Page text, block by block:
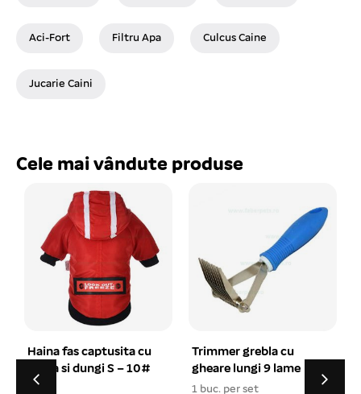
Aci-Fort Filtru Apa Culcus Caine
Jucarie Caini
Cele mai vândute produse
Trimmer grebla cu
gheare lungi 9 lame
Minge cauciuc
transparent
palpaitoare cu tepi si